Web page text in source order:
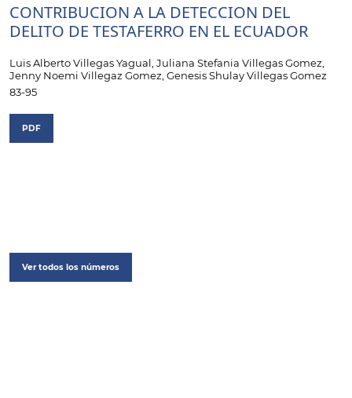
CONTRIBUCION A LA DETECCION DEL
DELITO DE TESTAFERRO EN EL ECUADOR
Luis Alberto Villegas Yagual, Juliana Stefania Villegas Gomez,
Jenny Noemi Villegaz Gomez, Genesis Shulay Villegas Gomez
83-95
PDF
Ver todos los números